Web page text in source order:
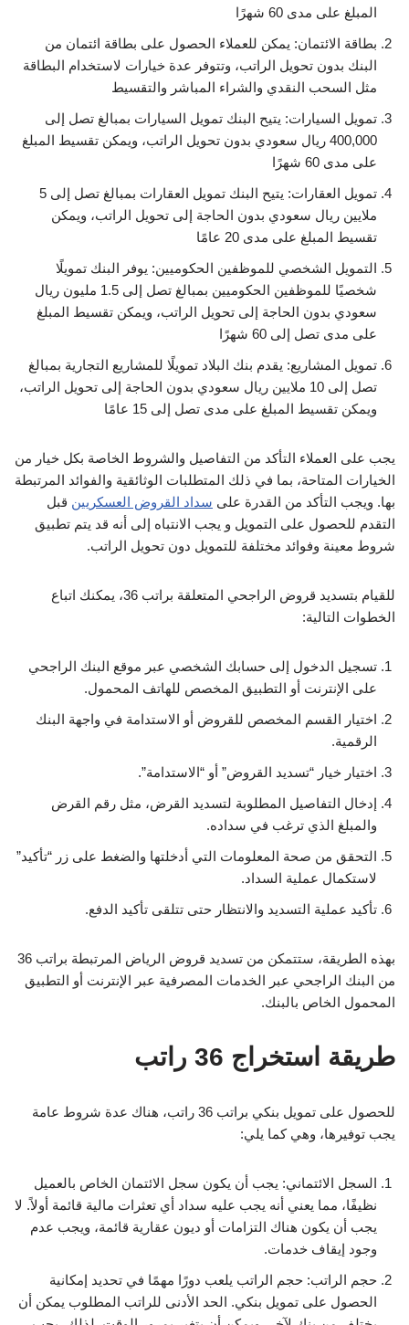
المبلغ على مدى 60 شهرًا
بطاقة الائتمان: يمكن للعملاء الحصول على بطاقة ائتمان من
البنك بدون تحويل الراتب، وتتوفر عدة خيارات لاستخدام البطاقة
مثل السحب النقدي والشراء المباشر والتقسيط
تمويل السيارات: يتيح البنك تمويل السيارات بمبالغ تصل إلى
400,000 ريال سعودي بدون تحويل الراتب، ويمكن تقسيط المبلغ
على مدى 60 شهرًا
تمويل العقارات: يتيح البنك تمويل العقارات بمبالغ تصل إلى 5
ملايين ريال سعودي بدون الحاجة إلى تحويل الراتب، ويمكن
تقسيط المبلغ على مدى 20 عامًا
التمويل الشخصي للموظفين الحكوميين: يوفر البنك تمويلًا
شخصيًا للموظفين الحكوميين بمبالغ تصل إلى 1.5 مليون ريال
سعودي بدون الحاجة إلى تحويل الراتب، ويمكن تقسيط المبلغ
على مدى تصل إلى 60 شهرًا
تمويل المشاريع: يقدم بنك البلاد تمويلًا للمشاريع التجارية بمبالغ
تصل إلى 10 ملايين ريال سعودي بدون الحاجة إلى تحويل الراتب،
ويمكن تقسيط المبلغ على مدى تصل إلى 15 عامًا
يجب على العملاء التأكد من التفاصيل والشروط الخاصة بكل خيار من
الخيارات المتاحة، بما في ذلك المتطلبات الوثائقية والفوائد المرتبطة
بها. ويجب التأكد من القدرة على سداد القروض العسكريين قبل
التقدم للحصول على التمويل و يجب الانتباه إلى أنه قد يتم تطبيق
شروط معينة وفوائد مختلفة للتمويل دون تحويل الراتب.
للقيام بتسديد قروض الراجحي المتعلقة براتب 36، يمكنك اتباع
الخطوات التالية:
تسجيل الدخول إلى حسابك الشخصي عبر موقع البنك الراجحي
على الإنترنت أو التطبيق المخصص للهاتف المحمول.
اختيار القسم المخصص للقروض أو الاستدامة في واجهة البنك
الرقمية.
اختيار خيار “تسديد القروض” أو “الاستدامة”.
إدخال التفاصيل المطلوبة لتسديد القرض، مثل رقم القرض
والمبلغ الذي ترغب في سداده.
التحقق من صحة المعلومات التي أدخلتها والضغط على زر “تأكيد”
لاستكمال عملية السداد.
تأكيد عملية التسديد والانتظار حتى تتلقى تأكيد الدفع.
بهذه الطريقة، ستتمكن من تسديد قروض الرياض المرتبطة براتب 36
من البنك الراجحي عبر الخدمات المصرفية عبر الإنترنت أو التطبيق
المحمول الخاص بالبنك.
طريقة استخراج 36 راتب
للحصول على تمويل بنكي براتب 36 راتب، هناك عدة شروط عامة
يجب توفيرها، وهي كما يلي:
السجل الائتماني: يجب أن يكون سجل الائتمان الخاص بالعميل
نظيفًا، مما يعني أنه يجب عليه سداد أي تعثرات مالية قائمة أولاً. لا
يجب أن يكون هناك التزامات أو ديون عقارية قائمة، ويجب عدم
وجود إيقاف خدمات.
حجم الراتب: حجم الراتب يلعب دورًا مهمًا في تحديد إمكانية
الحصول على تمويل بنكي. الحد الأدنى للراتب المطلوب يمكن أن